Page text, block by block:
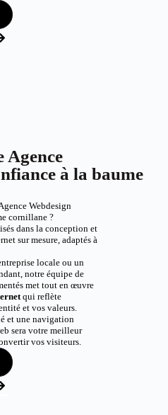
Agence
à la baume
Webdesign
cornillane ?
dans la conception et
sur mesure, adaptés à
locale ou un
notre équipe de
met tout en œuvre
qui reflète
et vos valeurs.
et une navigation
sera votre meilleur
vos visiteurs.